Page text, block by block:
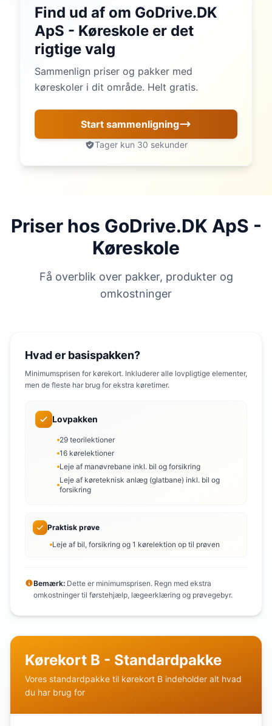
Find ud af om GoDrive.DK
ApS - Køreskole er det
rigtige valg
Sammenlign priser og pakker med
køreskoler i dit område. Helt gratis.
Start sammenligning
Tager kun 30 sekunder
Priser hos GoDrive.DK ApS -
Køreskole
Få overblik over pakker, produkter og
omkostninger
Hvad er basispakken?
Minimumsprisen for kørekort. Inkluderer alle lovpligtige elementer,
men de fleste har brug for ekstra køretimer.
Lovpakken
29 teorilektioner
16 kørelektioner
Leje af manøvrebane inkl. bil og forsikring
Leje af køreteknisk anlæg (glatbane) inkl. bil og
forsikring
Praktisk prøve
Leje af bil, forsikring og 1 kørelektion op til prøven
Bemærk: Dette er minimumsprisen. Regn med ekstra
omkostninger til førstehjælp, lægeerklæring og prøvegebyr.
Kørekort B - Standardpakke
Vores standardpakke til kørekort B indeholder alt hvad
du har brug for